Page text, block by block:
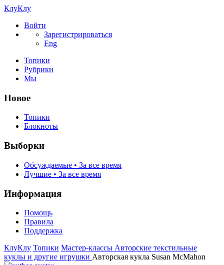
КлуКлу
Войти
Зарегистрироваться
Eng
Топики
Рубрики
Мы
Новое
Топики
Блокноты
Выборки
Обсуждаемые • За все время
Лучшие • За все время
Информация
Помощь
Правила
Поддержка
КлуКлу Топики Мастер-классы Авторские текстильные
куклы и другие игрушки Авторская кукла Susan McMahon